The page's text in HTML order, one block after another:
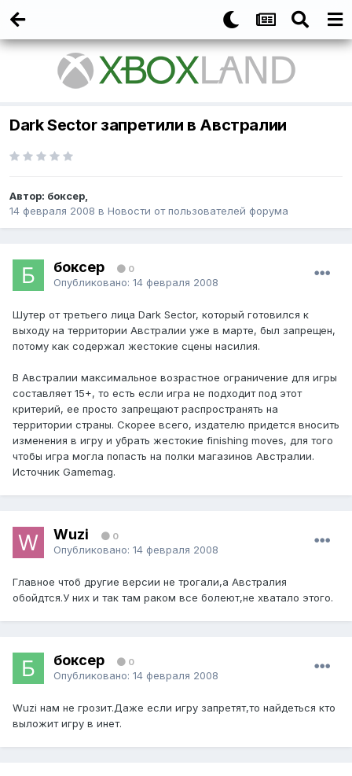
Dark Sector запретили в Австралии
Автор: боксер,
14 февраля 2008 в Новости от пользователей форума
боксер 0
Опубликовано: 14 февраля 2008
Шутер от третьего лица Dark Sector, который готовился к
выходу на территории Австралии уже в марте, был запрещен,
потому как содержал жестокие сцены насилия.
В Австралии максимальное возрастное ограничение для игры
составляет 15+, то есть если игра не подходит под этот
критерий, ее просто запрещают распространять на
территории страны. Скорее всего, издателю придется вносить
изменения в игру и убрать жестокие finishing moves, для того
чтобы игра могла попасть на полки магазинов Австралии.
Источник Gamemag.
Wuzi 0
Опубликовано: 14 февраля 2008
Главное чтоб другие версии не трогали,а Австралия
обойдтся.У них и так там раком все болеют,не хватало этого.
боксер 0
Опубликовано: 14 февраля 2008
Wuzi нам не грозит.Даже если игру запретят,то найдеться кто
выложит игру в инет.